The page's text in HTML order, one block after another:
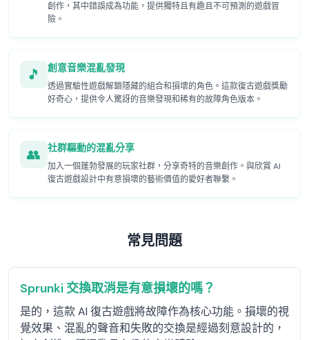
創作，其中錯誤成為功能，提供獨特且有趣且不可預測的遊戲冒
險。
🎵 創意音樂混亂發現
透過實驗性遊戲解鎖隱藏的組合和損壞的角色。這款復古遊戲獎勵
好奇心，提供令人驚訝的音樂發現和稀有的故障角色版本。
👥 社群驅動的混亂分享
加入一個蓬勃發展的玩家社群，分享奇特的音樂創作。與欣賞 AI
復古遊戲設計中有意損壞的藝術價值的愛好者聯繫。
常見問題
Sprunki 交換取消是有意損壞的嗎？
是的，這款 AI 復古遊戲將故障作為核心功能。損壞的視
覺效果、混亂的聲音和失敗的交換是經過刻意設計的，